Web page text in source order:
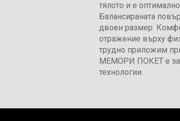
тялото и е
Балансираната
двоен размер.
отражение върху
трудно приложим
МЕМОРИ ПОКЕТ е за
технологии.